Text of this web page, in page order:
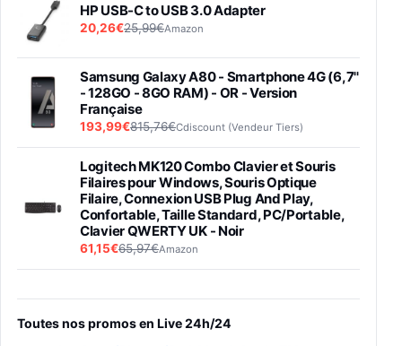
HP USB-C to USB 3.0 Adapter
20,26€25,99€Amazon
Samsung Galaxy A80 - Smartphone 4G (6,7''
- 128GO - 8GO RAM) - OR - Version
Française
193,99€815,76€Cdiscount (Vendeur Tiers)
Logitech MK120 Combo Clavier et Souris
Filaires pour Windows, Souris Optique
Filaire, Connexion USB Plug And Play,
Confortable, Taille Standard, PC/Portable,
Clavier QWERTY UK - Noir
61,15€65,97€Amazon
entraénement direct 3 vitesses (33-45-78
trs/min) avec pre-ampli intégré et port USB
Toutes nos promos en Live 24h/24